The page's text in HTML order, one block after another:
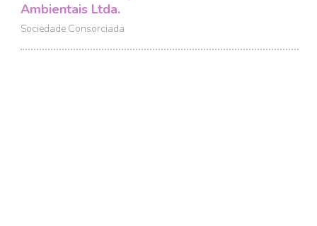
Ambientais Ltda.
Sociedade Consorciada